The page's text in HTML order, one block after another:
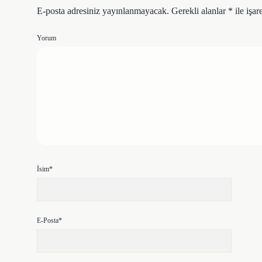
E-posta adresiniz yayınlanmayacak. Gerekli alanlar * ile
Yorum
İsim*
E-Posta*